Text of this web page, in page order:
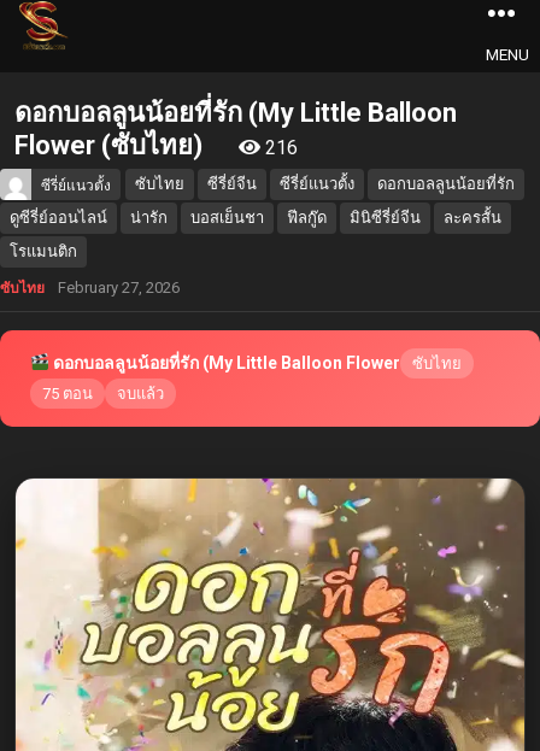
MENU
ดอกบอลลูนน้อยที่รัก (My Little Balloon
Flower (ซับไทย)
216
ซีรี่ย์แนวตั้ง ซับไทย ซีรี่ย์จีน ซีรี่ย์แนวตั้ง
ดอกบอลลูนน้อยที่รัก
ดูซีรี่ย์ออนไลน์
น่ารัก บอสเย็นชา ฟีลกู๊ด มินิซีรี่ย์จีน
ละครสั้น
โรแมนติก
ซับไทย February 27, 2026
ดอกบอลลูนน้อยที่รัก (My Little Balloon Flower
ซับไทย
75 ตอน
จบแล้ว